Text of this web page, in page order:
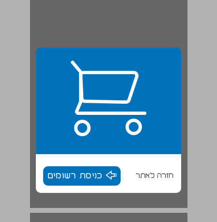
חזרה לאתר כניסת רשומים
1. תפיסת המנהג ... 19